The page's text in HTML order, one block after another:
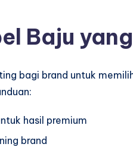
Baju
bagi brand untuk
hasil premium
brand